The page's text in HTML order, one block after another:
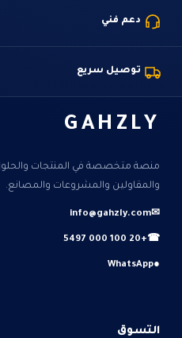
دعم فني
توصيل سريع
GAHZLY
منصة متخصصة في المنتجات والحلول
والمقاولين والمشروعات والمصانع.
✉
info@gahzly.com
☎
+20 100 000 5497
●
WhatsApp
التسوق